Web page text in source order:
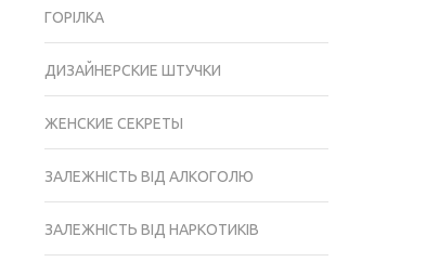
ВИКОРИСТОВУВАТИ
АЛГОМІНАЛ:
ГОРІЛКА
ДИЗАЙНЕРСКИЕ ШТУЧКИ
ЖЕНСКИЕ СЕКРЕТЫ
ЗАЛЕЖНІСТЬ ВІД АЛКОГОЛЮ
ЗАЛЕЖНІСТЬ ВІД НАРКОТИКІВ